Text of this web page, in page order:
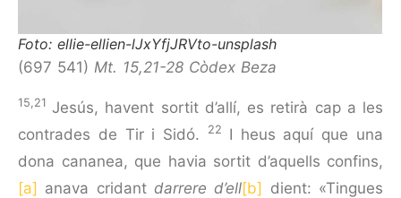
Foto: ellie-ellien-lJxYfjJRVto-unsplash
(697 541) Mt. 15,21-28 Còdex Beza
15,21 Jesús, havent sortit d’allí, es retirà cap a les
contrades de Tir i Sidó.
22 I heus aquí que una
dona cana­nea, que havia sortit d’aquells confins,
[a] anava cridant darrere d’ell[b] dient: «Tingues